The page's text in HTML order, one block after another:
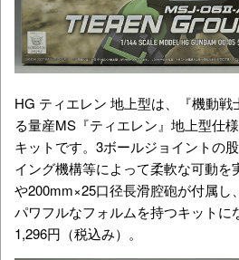
HG ティエレン 地上型は、『機動戦
る量産MS『ティエレン』地上型仕
キットです。3ボールジョイントの
イング機構等によって柔軟な可動を
や200mm×25口径長滑腔砲が付属し
パワフルなフォルムを持つキットに
1,296円（税込み）。